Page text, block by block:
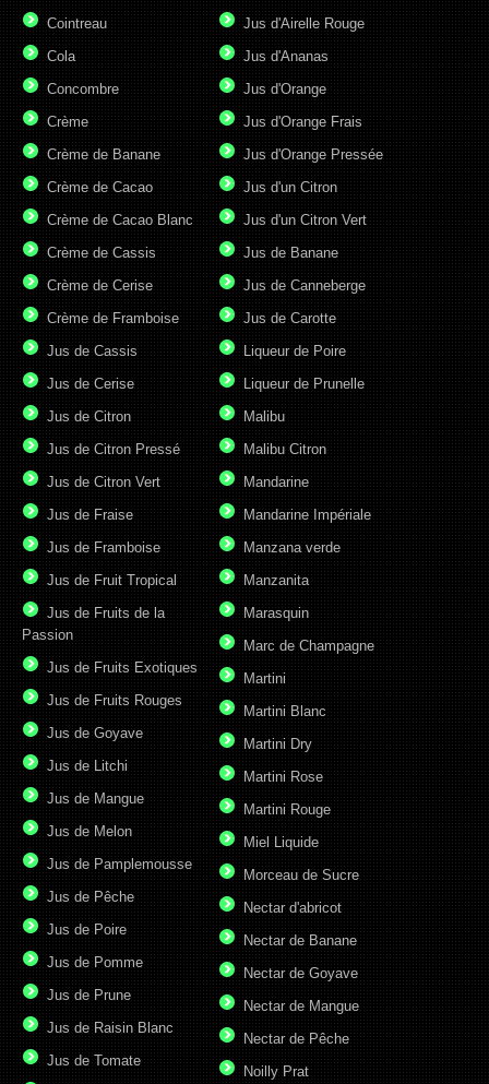
Cointreau
Cola
Concombre
Crème
Crème de Banane
Crème de Cacao
Crème de Cacao Blanc
Crème de Cassis
Crème de Cerise
Crème de Framboise
Jus d'Airelle Rouge
Jus d'Ananas
Jus d'Orange
Jus d'Orange Frais
Jus d'Orange Pressée
Jus d'un Citron
Jus d'un Citron Vert
Jus de Banane
Jus de Canneberge
Jus de Carotte
Jus de Cassis
Jus de Cerise
Jus de Citron
Jus de Citron Pressé
Jus de Citron Vert
Jus de Fraise
Jus de Framboise
Jus de Fruit Tropical
Jus de Fruits de la
Passion
Jus de Fruits Exotiques
Jus de Fruits Rouges
Jus de Goyave
Jus de Litchi
Jus de Mangue
Jus de Melon
Jus de Pamplemousse
Jus de Pêche
Jus de Poire
Jus de Pomme
Jus de Prune
Jus de Raisin Blanc
Jus de Tomate
Liqueur de Poire
Liqueur de Prunelle
Malibu
Malibu Citron
Mandarine
Mandarine Impériale
Manzana verde
Manzanita
Marasquin
Marc de Champagne
Martini
Martini Blanc
Martini Dry
Martini Rose
Martini Rouge
Miel Liquide
Morceau de Sucre
Nectar d'abricot
Nectar de Banane
Nectar de Goyave
Nectar de Mangue
Nectar de Pêche
Noilly Prat